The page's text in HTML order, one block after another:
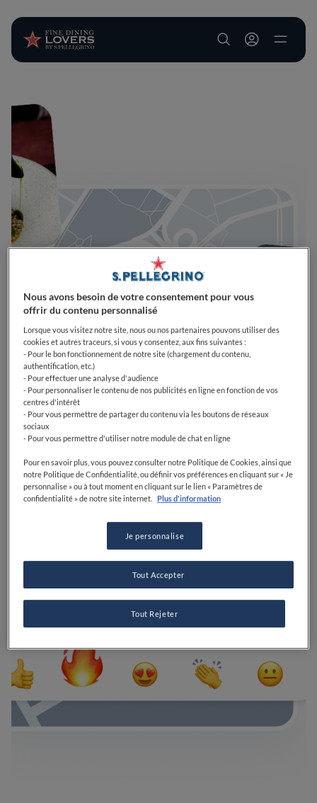
User account
Nous avons besoin de votre consentement pour vous
offrir du contenu personnalisé
Lorsque vous visitez notre site, nous ou nos partenaires pouvons utiliser des
cookies et autres traceurs, si vous y consentez, aux fins suivantes :
- Pour le bon fonctionnement de notre site (chargement du contenu,
authentification, etc.)
- Pour effectuer une analyse d'audience
- Pour personnaliser le contenu de nos publicités en ligne en fonction de vos
centres d'intérêt
- Pour vous permettre de partager du contenu via les boutons de réseaux
sociaux
- Pour vous permettre d'utiliser notre module de chat en ligne
Pour en savoir plus, vous pouvez consulter notre Politique de Cookies, ainsi que
notre Politique de Confidentialité, ou définir vos préférences en cliquant sur « Je
personnalise » ou à tout moment en cliquant sur le lien « Paramètres de
confidentialité » de notre site internet.
Plus d'information
Je personnalise
Tout Rejeter
Tout Accepter